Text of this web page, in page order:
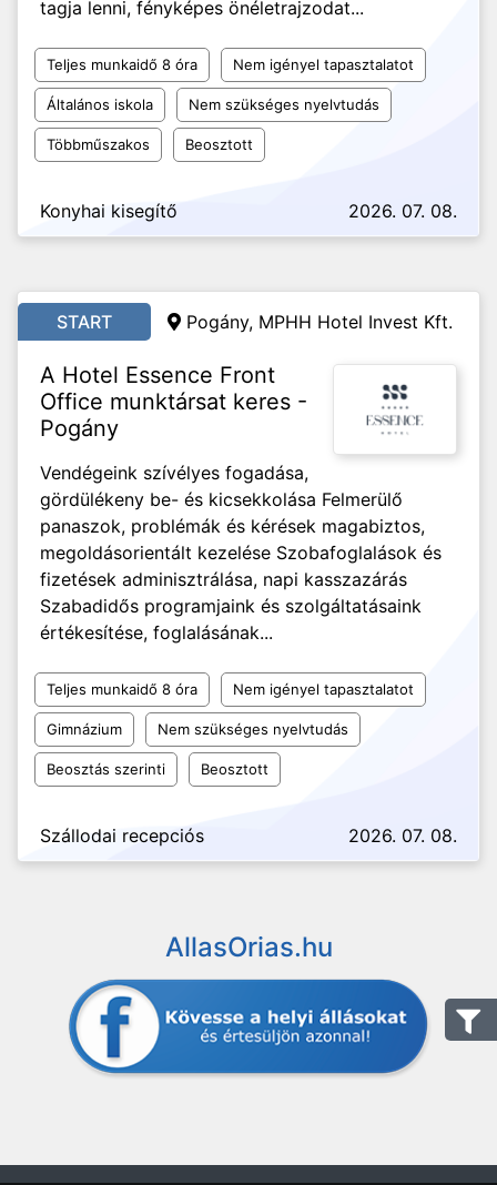
tagja lenni, fényképes önéletrajzodat...
Teljes munkaidő 8 óra Nem igényel tapasztalatot
Általános iskola Nem szükséges nyelvtudás
Többműszakos Beosztott
Konyhai kisegítő 2026. 07. 08.
START Pogány, MPHH Hotel Invest Kft.
A Hotel Essence Front
Office munktársat keres -
Pogány
Vendégeink szívélyes fogadása,
gördülékeny be- és kicsekkolása Felmerülő
panaszok, problémák és kérések magabiztos,
megoldásorientált kezelése Szobafoglalások és
fizetések adminisztrálása, napi kasszazárás
Szabadidős programjaink és szolgáltatásaink
értékesítése, foglalásának...
Teljes munkaidő 8 óra Nem igényel tapasztalatot
Gimnázium Nem szükséges nyelvtudás
Beosztás szerinti Beosztott
Szállodai recepciós 2026. 07. 08.
AllasOrias.hu